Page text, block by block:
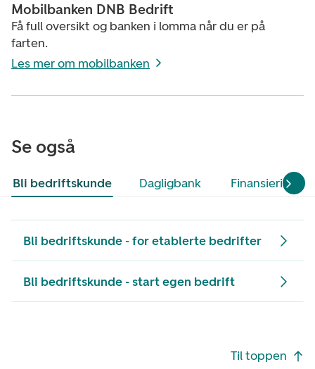
Mobilbanken DNB Bedrift
Få full oversikt og banken i lomma når du er på
farten.
Les mer om mobilbanken
Se også
Bli bedriftskunde Dagligbank Finansiering
Bli bedriftskunde - for etablerte bedrifter
Bli bedriftskunde - start egen bedrift
Til toppen